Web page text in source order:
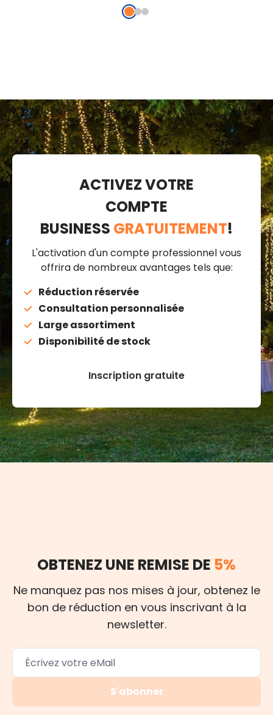
ACTIVEZ VOTRE
COMPTE
BUSINESS GRATUITEMENT!
L'activation d'un compte professionnel vous
offrira de nombreux avantages tels que:
Réduction réservée
Consultation personnalisée
Large assortiment
Disponibilité de stock
Inscription gratuite
OBTENEZ UNE REMISE DE 5%
Ne manquez pas nos mises à jour, obtenez le
bon de réduction en vous inscrivant à la
newsletter.
S'abonner